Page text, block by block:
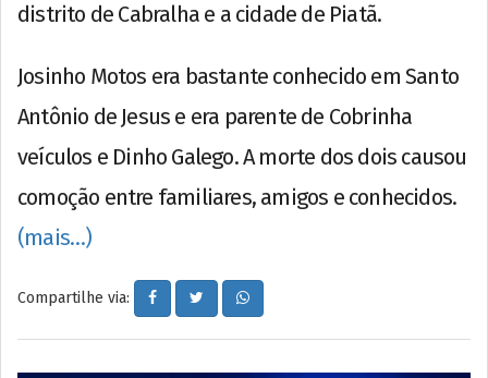
distrito de Cabralha e a cidade de Piatã.
Josinho Motos era bastante conhecido em Santo
Antônio de Jesus e era parente de Cobrinha
veículos e Dinho Galego. A morte dos dois causou
comoção entre familiares, amigos e conhecidos.
(mais…)
Compartilhe via: